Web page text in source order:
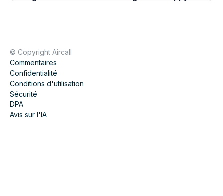
© Copyright Aircall
Commentaires
Confidentialité
Conditions d'utilisation
Sécurité
DPA
Avis sur l'IA